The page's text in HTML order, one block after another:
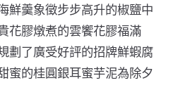
鮮羹象徵步步高升的椒鹽中
花膠燉煮的雲饗花膠福滿
劃了廣受好評的招牌鮮蝦腐
蜜的桂圓銀耳蜜芋泥為除夕